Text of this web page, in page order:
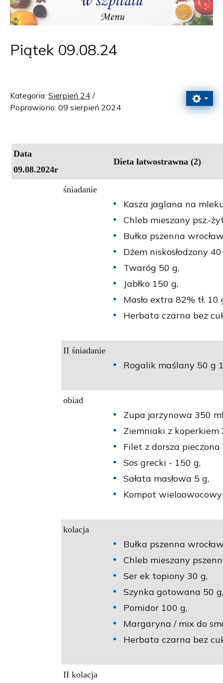
Piątek 09.08.24
Kategoria: Sierpień 24
Poprawiono: 09 sierpień 2024
Data
09.08.2024r
Dieta łatwostrawna (2)
śniadanie
Kasza jaglana na
Chleb mieszany psz.-
Bułka pszenna
Dżem niskosłodzony 40
Twaróg 50 g,
Jabłko 150 g,
Masło extra 82% tł. 10
Herbata czarna bez
II śniadanie
Rogalik maślany 50 g
obiad
Zupa jarzynowa 350
Ziemniaki z koperkiem
Filet z dorsza pieczona
Sos grecki - 150 g,
Sałata masłowa 5 g,
Kompot wieloowocowy
kolacja
Bułka pszenna
Chleb mieszany
Ser ek topiony 30 g,
Szynka gotowana 50 g,
Pomidor 100 g,
Margaryna / mix do
Herbata czarna bez
II kolacja